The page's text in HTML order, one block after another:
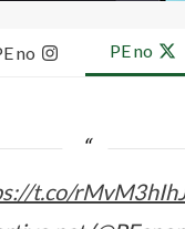
no PE no
t.co/